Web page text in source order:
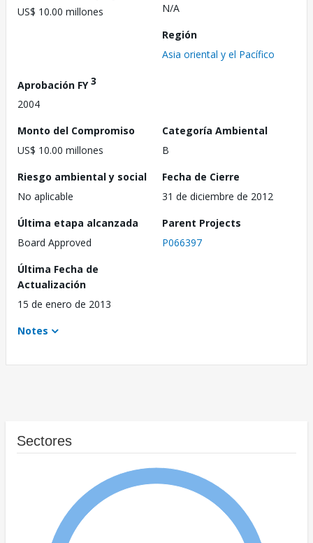
US$ 10.00 millones
N/A
Región
Asia oriental y el Pacífico
Aprobación FY3
2004
Monto del Compromiso
US$ 10.00 millones
Categoría Ambiental
B
Riesgo ambiental y social
No aplicable
Fecha de Cierre
31 de diciembre de 2012
Última etapa alcanzada
Board Approved
Parent Projects
P066397
Última Fecha de
Actualización
15 de enero de 2013
Notes
Sectores